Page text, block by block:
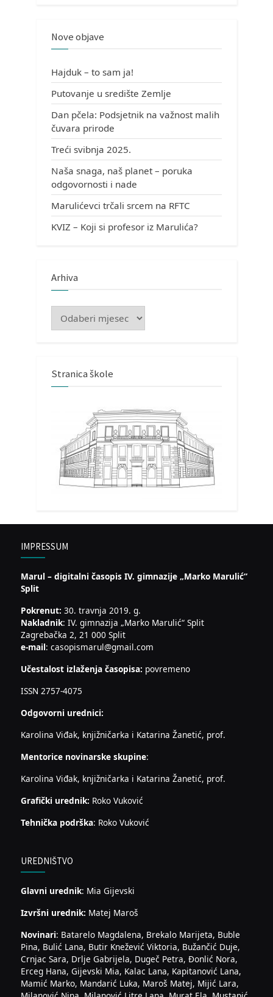
Nove objave
Hajduk – to sam ja!
Putovanje u središte Zemlje
Dan pčela: Podsjetnik na važnost malih
čuvara prirode
Treći svibnja 2025.
Naša snaga, naš planet – poruka
odgovornosti i nade
Marulićevci trčali srcem na RFTC
KVIZ – Koji si profesor iz Marulića?
Arhiva
Stranica škole
IMPRESSUM
Marul – digitalni časopis IV. gimnazije „Marko Marulić“
Split
Pokrenut: 30. travnja 2019. g.
Nakladnik: IV. gimnazija „Marko Marulić“ Split
Zagrebačka 2, 21 000 Split
e-mail: casopismarul@gmail.com
Učestalost izlaženja časopisa: povremeno
ISSN 2757-4075
Odgovorni urednici:
Karolina Viđak, knjižničarka i Katarina Žanetić, prof.
Mentorice novinarske skupine:
Karolina Viđak, knjižničarka i Katarina Žanetić, prof.
Grafički urednik: Roko Vuković
Tehnička podrška: Roko Vuković
UREDNIŠTVO
Glavni urednik: Mia Gijevski
Izvršni urednik: Matej Maroš
Novinari: Batarelo Magdalena, Brekalo Marijeta, Buble
Pina, Bulić Lana, Butir Knežević Viktoria, Bužančić Duje,
Crnjac Sara, Drlje Gabrijela, Dugeč Petra, Đonlić Nora,
Erceg Hana, Gijevski Mia, Kalac Lana, Kapitanović Lana,
Mamić Marko, Mandarić Luka, Maroš Matej, Mijić Lara,